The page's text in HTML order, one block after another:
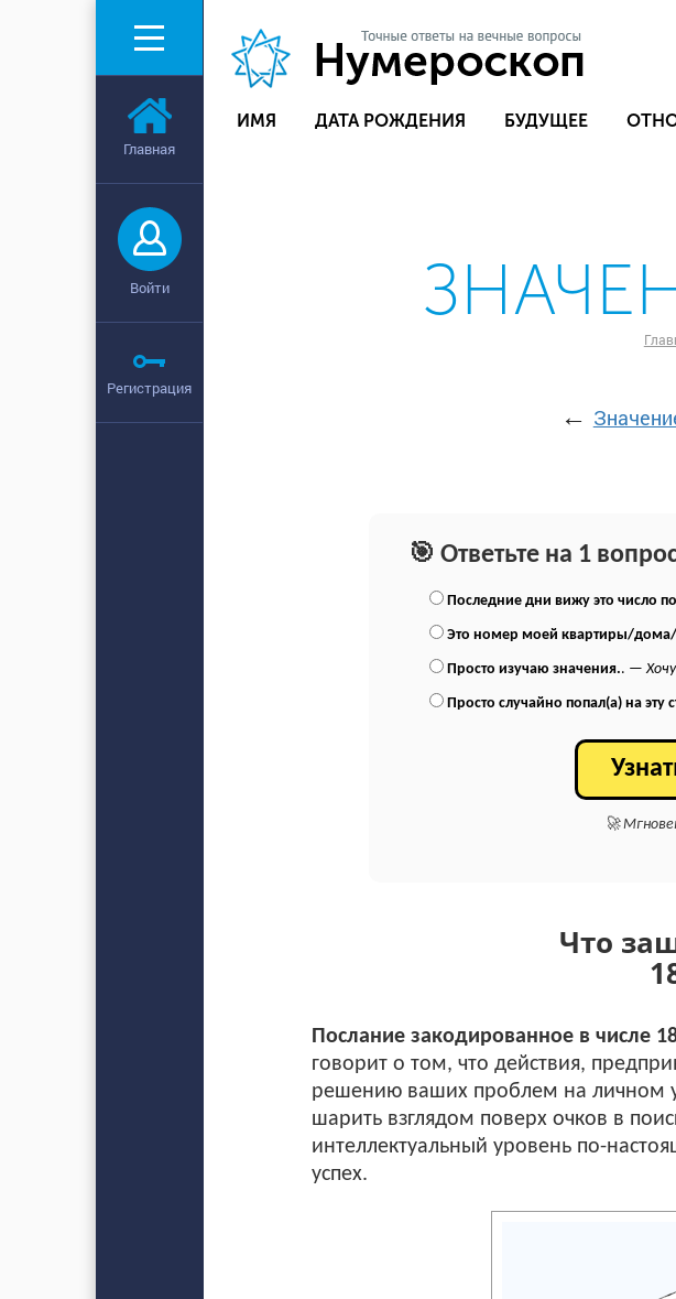
Главная
Войти
Регистрация
ИМЯ ДАТА РОЖДЕНИЯ БУДУЩЕЕ
←
🎯 Ответьте на 1
Последние дни вижу это число
Это номер моей квартиры/
Просто изучаю значения.. —
Просто случайно попал(а) на эту
🚀
Что
Послание закодированное в числе
говорит о том, что действия,
решению ваших проблем на личном
шарить взглядом поверх очков в
интеллектуальный уровень по-
успех.